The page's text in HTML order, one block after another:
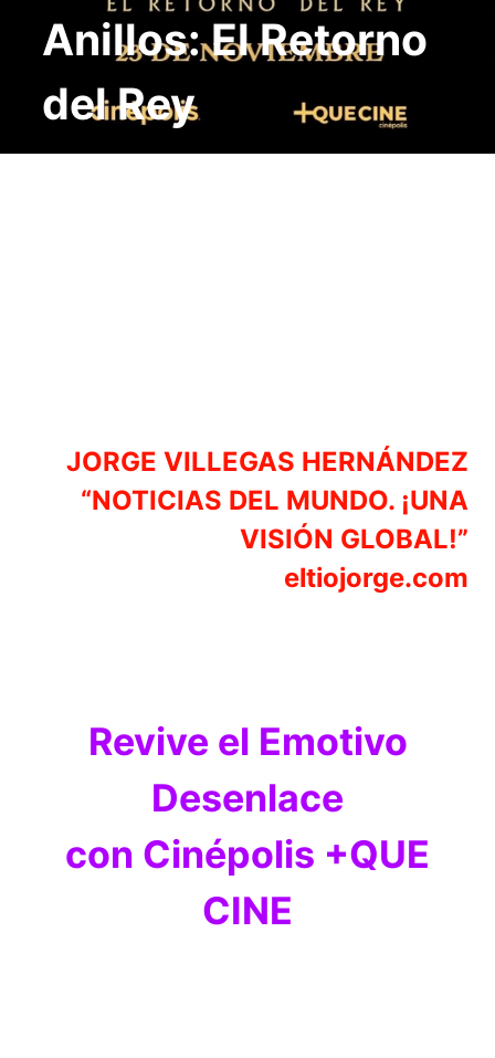
Anillos: El Retorno
del Rey
JORGE VILLEGAS HERNÁNDEZ
“NOTICIAS DEL MUNDO. ¡UNA
VISIÓN GLOBAL!”
eltiojorge.com
Revive el Emotivo
Desenlace
con Cinépolis +QUE
CINE